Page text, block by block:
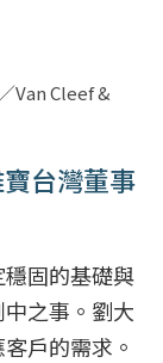
Van Cleef &
台灣董事
固的基礎與
之事。劉大
戶的需求。